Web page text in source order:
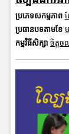
ប្រភេទសកម្មភាព
ប្រធានបទតាមខែ
កម្មវិធីសិក្សា ចិត្តច